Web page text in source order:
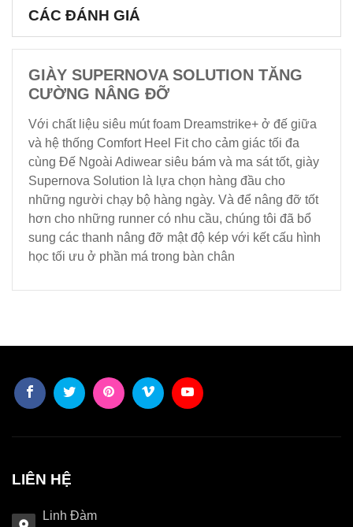
CÁC ĐÁNH GIÁ
GIÀY SUPERNOVA SOLUTION TĂNG
CƯỜNG NÂNG ĐỠ
Với chất liệu siêu mút foam Dreamstrike+ ở đế giữa
và hệ thống Comfort Heel Fit cho cảm giác tối đa
cùng Đế Ngoài Adiwear siêu bám và ma sát tốt, giày
Supernova Solution là lựa chọn hàng đầu cho
những người chạy bộ hàng ngày. Và để nâng đỡ tốt
hơn cho những runner có nhu cầu, chúng tôi đã bổ
sung các thanh nâng đỡ mật độ kép với kết cấu hình
học tối ưu ở phần má trong bàn chân
LIÊN HỆ
Linh Đàm